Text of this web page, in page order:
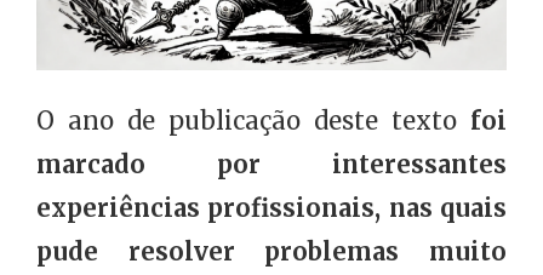
O ano de publicação deste texto foi
marcado por interessantes
experiências profissionais, nas quais
pude resolver problemas muito